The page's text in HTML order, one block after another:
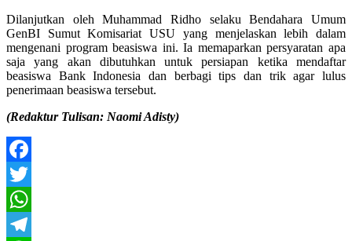
Dilanjutkan oleh Muhammad Ridho selaku Bendahara Umum
GenBI Sumut Komisariat USU yang menjelaskan lebih dalam
mengenani program beasiswa ini. Ia memaparkan persyaratan apa
saja yang akan dibutuhkan untuk persiapan ketika mendaftar
beasiswa Bank Indonesia dan berbagi tips dan trik agar lulus
penerimaan beasiswa tersebut.
(Redaktur Tulisan: Naomi Adisty)
Facebook
Twitter
WhatsApp